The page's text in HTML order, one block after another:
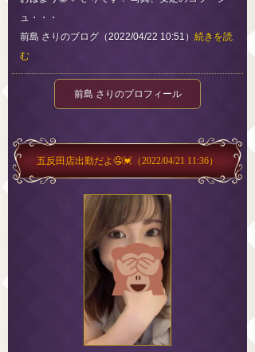
ュ・・・
前島 さりのブログ（2022/04/22 10:51） 続きを読
む
前島 さりのプロフィール
五反田店出勤だよ🤤💓 （2022/04/21 11:36）